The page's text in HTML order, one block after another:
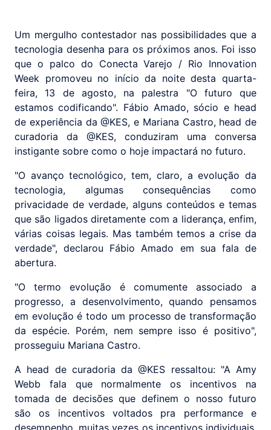
Um mergulho contestador nas possibilidades que a
tecnologia desenha para os próximos anos. Foi isso
que o palco do Conecta Varejo / Rio Innovation
Week promoveu no início da noite desta quarta-
feira, 13 de agosto, na palestra "O futuro que
estamos codificando". Fábio Amado, sócio e head
de experiência da @KES, e Mariana Castro, head de
curadoria da @KES, conduziram uma conversa
instigante sobre como o hoje impactará no futuro.
"O avanço tecnológico, tem, claro, a evolução da
tecnologia, algumas consequências como
privacidade de verdade, alguns conteúdos e temas
que são ligados diretamente com a liderança, enfim,
várias coisas legais. Mas também temos a crise da
verdade", declarou Fábio Amado em sua fala de
abertura.
"O termo evolução é comumente associado a
progresso, a desenvolvimento, quando pensamos
em evolução é todo um processo de transformação
da espécie. Porém, nem sempre isso é positivo",
prosseguiu Mariana Castro.
A head de curadoria da @KES ressaltou: "A Amy
Webb fala que normalmente os incentivos na
tomada de decisões que definem o nosso futuro
são os incentivos voltados pra performance e
desempenho, muitas vezes os incentivos individuais.